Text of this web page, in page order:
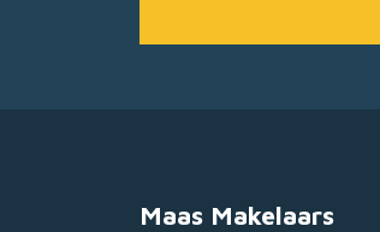
Maas Makelaars